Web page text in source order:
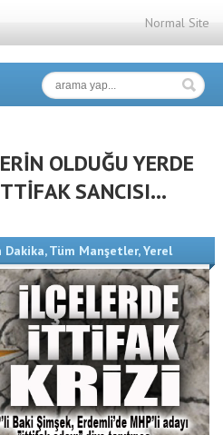
Normal Site
OLDUĞU YERDE
SANCISI…
Dakika,Tüm Manşetler,Yerel